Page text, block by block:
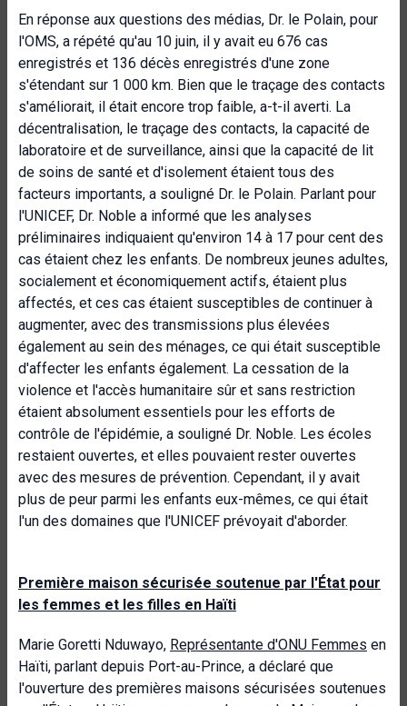
En réponse aux questions des médias, Dr. le Polain, pour
l'OMS, a répété qu'au 10 juin, il y avait eu 676 cas
enregistrés et 136 décès enregistrés d'une zone
s'étendant sur 1 000 km. Bien que le traçage des contacts
s'améliorait, il était encore trop faible, a-t-il averti. La
décentralisation, le traçage des contacts, la capacité de
laboratoire et de surveillance, ainsi que la capacité de lit
de soins de santé et d'isolement étaient tous des
facteurs importants, a souligné Dr. le Polain. Parlant pour
l'UNICEF, Dr. Noble a informé que les analyses
préliminaires indiquaient qu'environ 14 à 17 pour cent des
cas étaient chez les enfants. De nombreux jeunes adultes,
socialement et économiquement actifs, étaient plus
affectés, et ces cas étaient susceptibles de continuer à
augmenter, avec des transmissions plus élevées
également au sein des ménages, ce qui était susceptible
d'affecter les enfants également. La cessation de la
violence et l'accès humanitaire sûr et sans restriction
étaient absolument essentiels pour les efforts de
contrôle de l'épidémie, a souligné Dr. Noble. Les écoles
restaient ouvertes, et elles pouvaient rester ouvertes
avec des mesures de prévention. Cependant, il y avait
plus de peur parmi les enfants eux-mêmes, ce qui était
l'un des domaines que l'UNICEF prévoyait d'aborder.
Première maison sécurisée soutenue par l'État pour
les femmes et les filles en Haïti
Marie Goretti Nduwayo, Représentante d'ONU Femmes en
Haïti, parlant depuis Port-au-Prince, a déclaré que
l'ouverture des premières maisons sécurisées soutenues